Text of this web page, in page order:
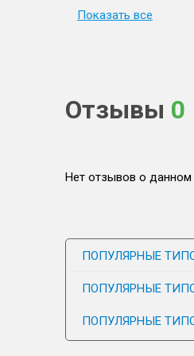
Показать все
Отзывы 0
Нет отзывов о данном
ПОПУЛЯРНЫЕ
ПОПУЛЯРНЫЕ
ПОПУЛЯРНЫЕ